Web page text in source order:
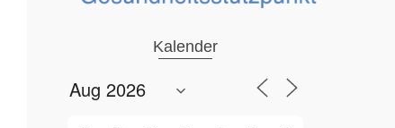
Kalender